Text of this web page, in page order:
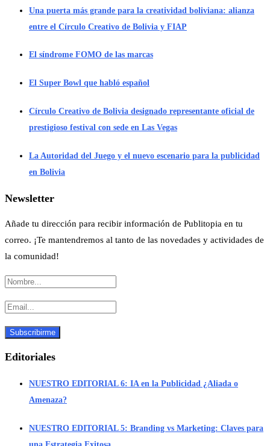
Una puerta más grande para la creatividad boliviana: alianza
entre el Círculo Creativo de Bolivia y FIAP
El síndrome FOMO de las marcas
El Super Bowl que habló español
Círculo Creativo de Bolivia designado representante oficial de
prestigioso festival con sede en Las Vegas
La Autoridad del Juego y el nuevo escenario para la publicidad
en Bolivia
Newsletter
Añade tu dirección para recibir información de Publitopia en tu
correo. ¡Te mantendremos al tanto de las novedades y actividades de
la comunidad!
Editoriales
NUESTRO EDITORIAL 6: IA en la Publicidad ¿Aliada o
Amenaza?
NUESTRO EDITORIAL 5: Branding vs Marketing: Claves para